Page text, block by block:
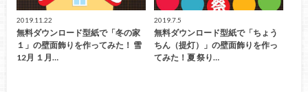
2019.11.22
無料ダウンロード型紙で「冬の家
１」の壁面飾りを作ってみた！ 雪
12月 １月…
2019.7.5
無料ダウンロード型紙で「ちょう
ちん（提灯）」の壁面飾りを作っ
てみた！夏 祭り…